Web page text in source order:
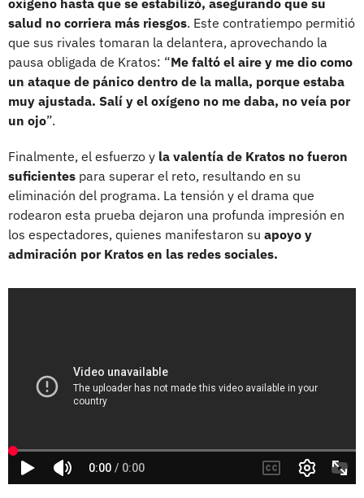
salud no corriera más riesgos. Este contratiempo permitió
que sus rivales tomaran la delantera, aprovechando la
pausa obligada de Kratos: “Me faltó el aire y me dio como
un ataque de pánico dentro de la malla, porque estaba
muy ajustada. Salí y el oxígeno no me daba, no veía por
un ojo”.
Finalmente, el esfuerzo y la valentía de Kratos no fueron
suficientes para superar el reto, resultando en su
eliminación del programa. La tensión y el drama que
rodearon esta prueba dejaron una profunda impresión en
los espectadores, quienes manifestaron su apoyo y
admiración por Kratos en las redes sociales.